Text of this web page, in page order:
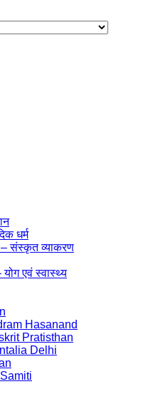
धर्म
संस्कृत व्याकरण
एवं स्वास्थ्य
Hasanand
Pratisthan
Delhi